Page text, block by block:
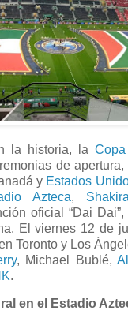
la historia, la
de
y Estados
Azteca, Shakira
oficial “Dai
El viernes 12 de
Toronto y Los
, Michael Bublé,
.
en el Estadio